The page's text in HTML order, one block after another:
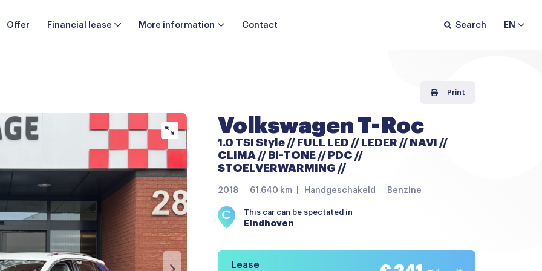
Offer Financial lease More information Contact EN
Search
Print
Volkswagen T-Roc
1.0 TSI Style // FULL LED // LEDER // NAVI //
CLIMA // BI-TONE // PDC //
STOELVERWARMING //
2018 61.640 km Handgeschakeld Benzine
Lease
This car can be spectated in
Eindhoven